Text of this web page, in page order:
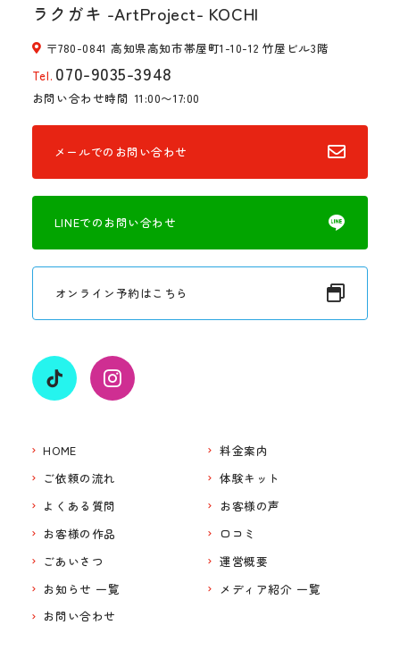
ラクガキ -ArtProject- KOCHI
〒780-0841 高知県高知市帯屋町1-10-12 竹屋ビル3階
Tel. 070-9035-3948
お問い合わせ時間 11:00〜17:00
メールでのお問い合わせ
LINEでのお問い合わせ
オンライン予約はこちら
HOME
料金案内
ご依頼の流れ
体験キット
よくある質問
お客様の声
お客様の作品
口コミ
ごあいさつ
運営概要
お知らせ 一覧
メディア紹介 一覧
お問い合わせ